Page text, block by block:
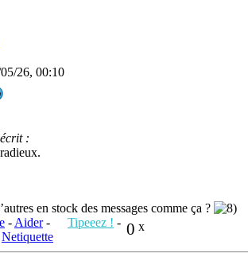
26, 00:10
:
en stock des messages comme ça ?
0 x
- Aider- Tipeeez ! -
Netiquette